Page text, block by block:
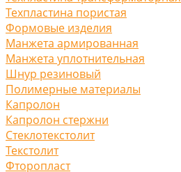
Техпластина пористая
Формовые изделия
Манжета армированная
Манжета уплотнительная
Шнур резиновый
Полимерные материалы
Капролон
Капролон стержни
Стеклотекстолит
Текстолит
Фторопласт